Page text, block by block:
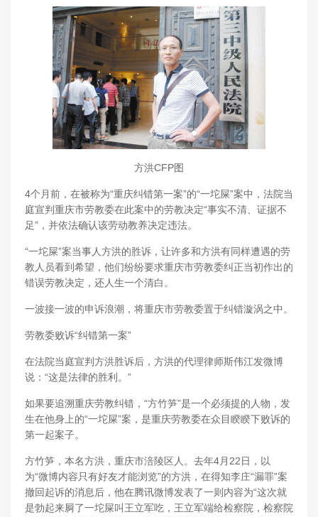
方洪CFP图
4个月前，在被称为“重庆纠错第一案”的“一坨屎”案中，法院当
庭宣判重庆市劳教委在此案中的劳教决定“事实不清、证据不
足”，并依法确认该劳动教养决定违法。
“一坨屎”案当事人方洪的胜诉，让许多和方洪有同样遭遇的劳
教人员看到希望，他们纷纷要求重庆市劳教委纠正当初作出的
错误劳教决定，还人生一个清白。
一波接一波的申诉浪潮，将重庆市劳教委置于纠错漩涡之中。
劳教委败诉“纠错第一案”
在法院当庭宣判方洪胜诉后，方洪的代理律师斯伟江发微博
说：“这是法律的胜利。”
如果要追溯重庆劳教纠错，“方竹笋”是一个必须提的人物，发
生在他身上的“一坨屎”案，是重庆劳教委在众目睽睽下败诉的
第一起案子。
方竹笋，本名方洪，重庆市涪陵区人。去年4月22日，以
为“微博内容只有好友才能浏览”的方洪，在得知李庄“漏罪”案
撤回起诉的消息后，他在腾讯微博发表了一则内容为“这次就
是勃起来屙了一坨屎叫王立军吃，王立军端给检察院，检察院